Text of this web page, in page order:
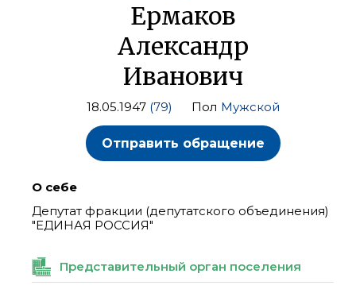
Ермаков
Александр
Иванович
18.05.1947 (79) Пол Мужской
Отправить обращение
О себе
Депутат фракции (депутатского объединения)
"ЕДИНАЯ РОССИЯ"
Представительный орган поселения